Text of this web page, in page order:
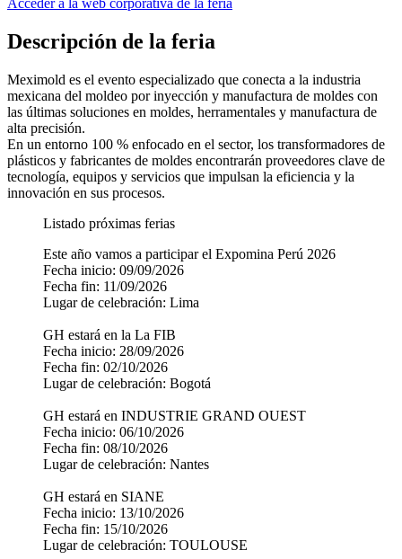
Descripción de la feria
Meximold es el evento especializado que conecta a la industria
mexicana del moldeo por inyección y manufactura de moldes con
las últimas soluciones en moldes, herramentales y manufactura de
alta precisión.
En un entorno 100 % enfocado en el sector, los transformadores de
plásticos y fabricantes de moldes encontrarán proveedores clave de
tecnología, equipos y servicios que impulsan la eficiencia y la
innovación en sus procesos.
Listado próximas ferias
Este año vamos a participar el Expomina Perú 2026
Fecha inicio: 09/09/2026
Fecha fin: 11/09/2026
Lugar de celebración: Lima
GH estará en la La FIB
Fecha inicio: 28/09/2026
Fecha fin: 02/10/2026
Lugar de celebración: Bogotá
GH estará en INDUSTRIE GRAND OUEST
Fecha inicio: 06/10/2026
Fecha fin: 08/10/2026
Lugar de celebración: Nantes
GH estará en SIANE
Fecha inicio: 13/10/2026
Fecha fin: 15/10/2026
Lugar de celebración: TOULOUSE